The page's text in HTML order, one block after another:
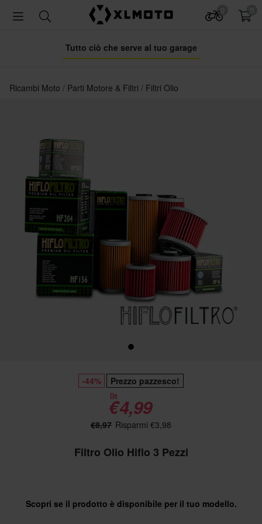
Tutto ciò che serve al tuo garage
Ricambi Moto Parti Motore & Filtri Filtri Olio
-44% Prezzo pazzesco!
Da
€4,99
€8,97 Risparmi €3,98
Filtro Olio Hiflo 3 Pezzi
Scopri se il prodotto è disponibile per il tuo modello.